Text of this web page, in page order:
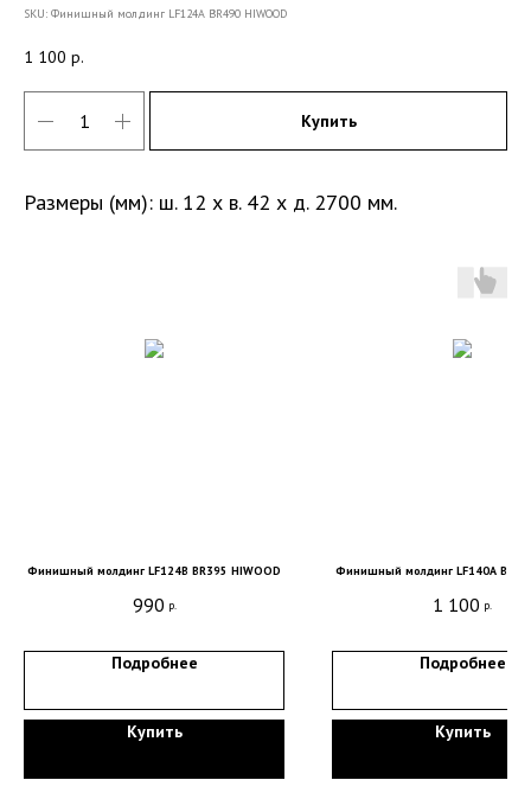
SKU: Финишный молдинг LF124A BR490 HIWOOD
1 100 р.
Купить
Размеры (мм): ш. 12 х в. 42 х д. 2700 мм.
Финишный молдинг LF124B BR395 HIWOOD
990 р.
Подробнее
Купить
Финишный молдинг LF140A
1 100 р.
Подробнее
Купить
Красногвардейская пл., 3, пом. Е4-120,
пн-пт 9-18; сб, вс - выходные дни
+7 (921) 330-13-13 +7 (812) 577-77-00